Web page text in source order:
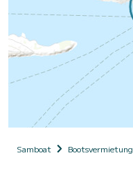
Samboat Bootsvermietung